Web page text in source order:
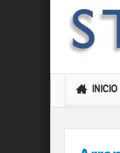
INICIO